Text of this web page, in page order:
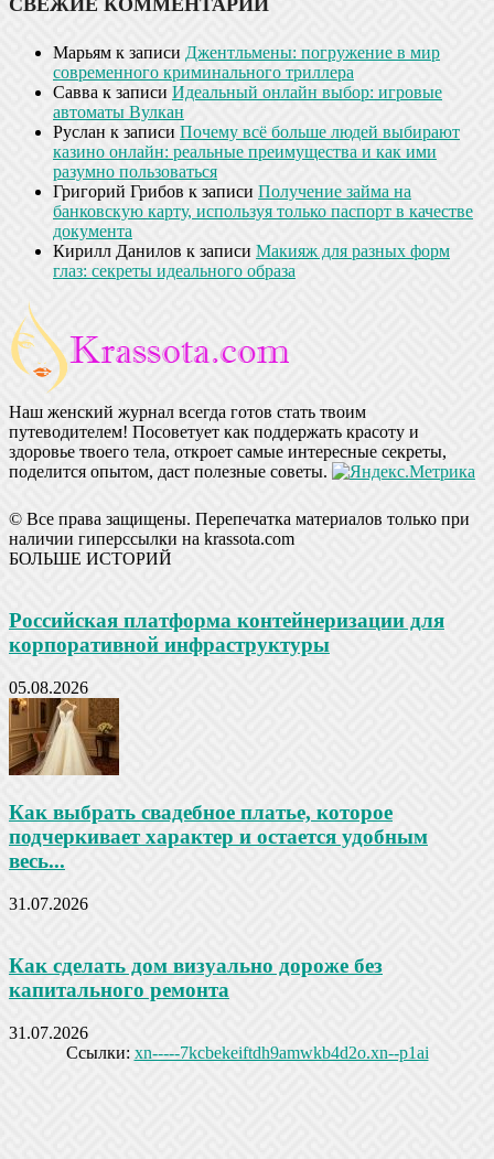
Марьям к записи Джентльмены: погружение в мир
современного криминального триллера
Савва к записи Идеальный онлайн выбор: игровые
автоматы Вулкан
Руслан к записи Почему всё больше людей выбирают
казино онлайн: реальные преимущества и как ими
разумно пользоваться
Григорий Грибов к записи Получение займа на
банковскую карту, используя только паспорт в качестве
документа
Кирилл Данилов к записи Макияж для разных форм
глаз: секреты идеального образа
Наш женский журнал всегда готов стать твоим
путеводителем! Посоветует как поддержать красоту и
здоровье твоего тела, откроет самые интересные секреты,
поделится опытом, даст полезные советы.
© Все права защищены. Перепечатка материалов только при
наличии гиперссылки на krassota.com
БОЛЬШЕ ИСТОРИЙ
Российская платформа контейнеризации для
корпоративной инфраструктуры
05.08.2026
Как выбрать свадебное платье, которое
подчеркивает характер и остается удобным
весь...
31.07.2026
Как сделать дом визуально дороже без
капитального ремонта
31.07.2026
Ссылки: xn-----7kcbekeiftdh9amwkb4d2o.xn--p1ai